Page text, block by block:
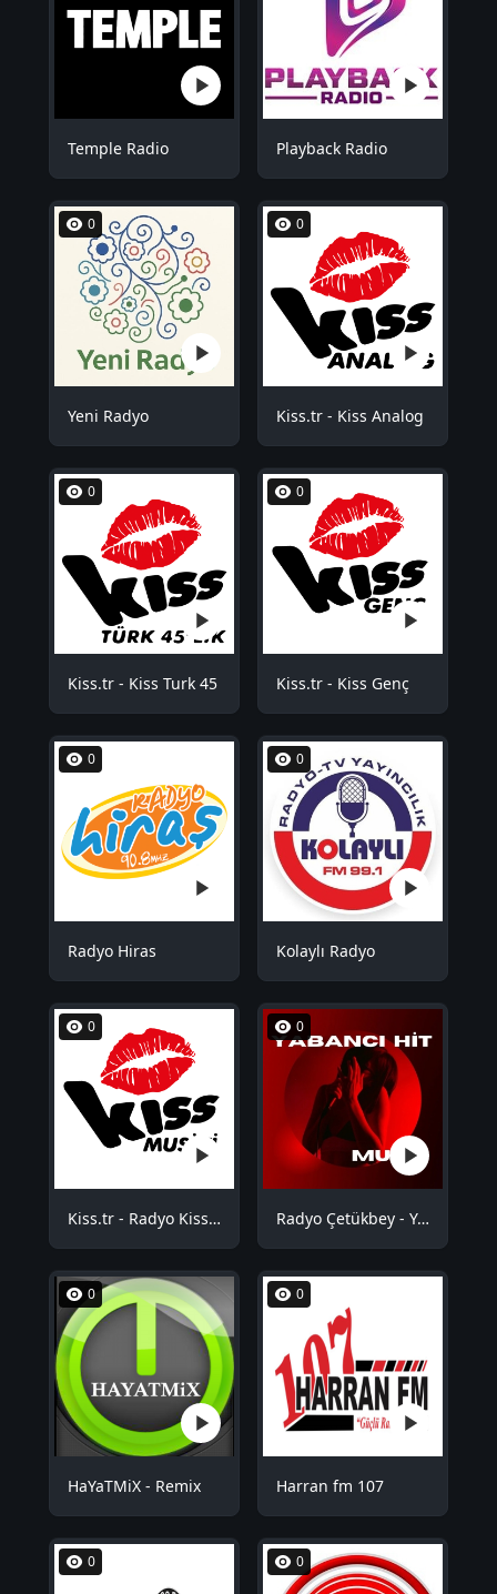
Temple Radio Playback Radio
0
Yeni Radyo
0
Kiss.tr - Kiss Analog
0
Kiss.tr - Kiss Turk 45
0
Kiss.tr - Kiss Genç
0
Radyo Hiras
0
Kolaylı Radyo
0
Kiss.tr - Radyo Kiss Musiki
0
Radyo Çetükbey - Yabancı Hit
0
HaYaTMiX - Remix
0
Harran fm 107
0 0